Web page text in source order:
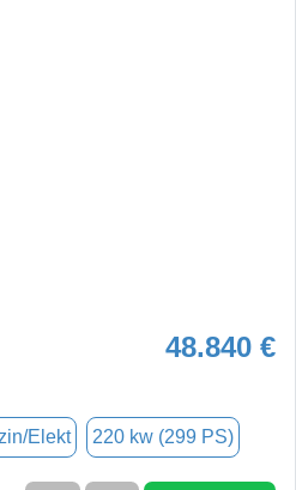
48.840 €
Elekt 220 kw (299 PS)